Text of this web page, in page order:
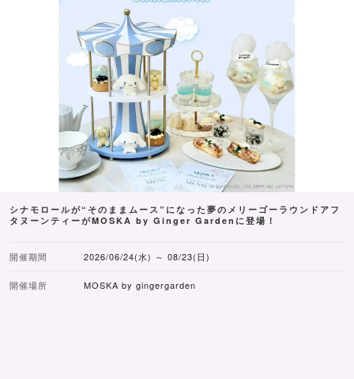
シナモロールが“そのままムース”になった夢のメリーゴーラウンドアフ
タヌーンティーがMOSKA by Ginger Gardenに登場！
開催期間 2026/06/24(水) ～ 08/23(日)
開催場所 MOSKA by gingergarden